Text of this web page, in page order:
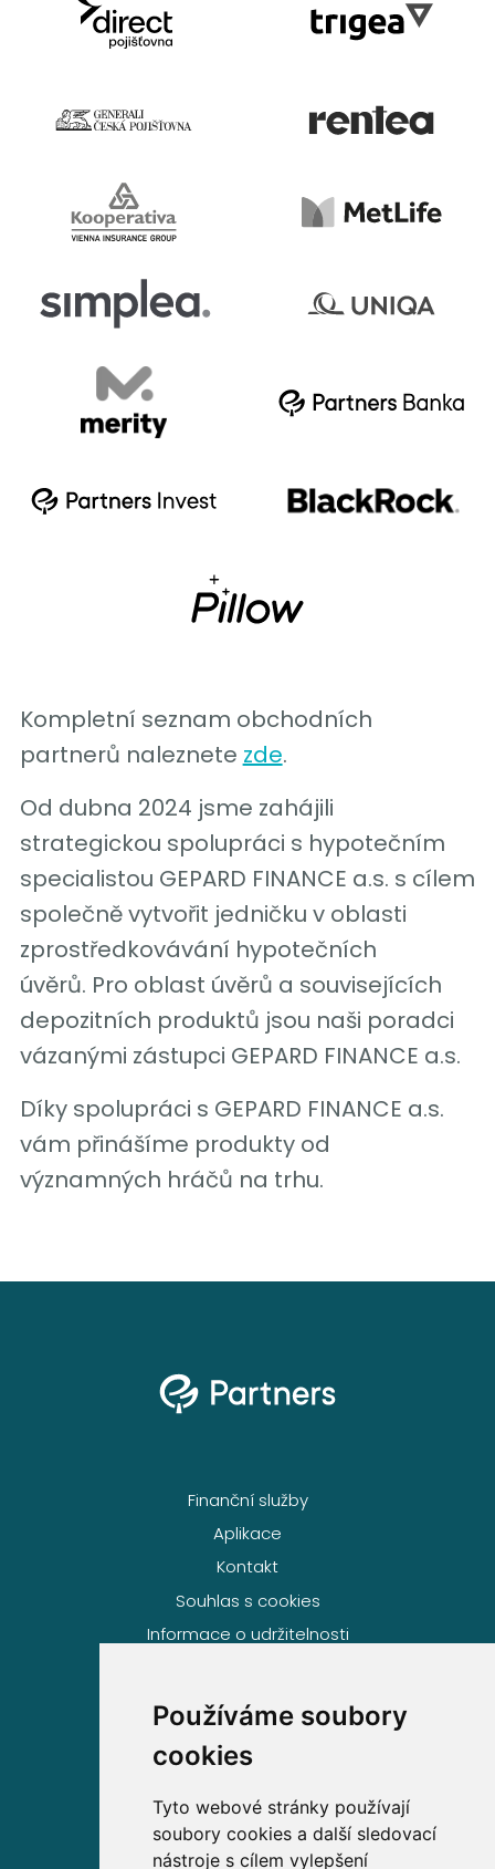
Používáme soubory
cookies
Tyto webové stránky používají
soubory cookies a další sledovací
nástroje s cílem vylepšení
Kompletní seznam obchodních
partnerů naleznete zde.
Od dubna 2024 jsme zahájili
strategickou spolupráci s hypotečním
specialistou GEPARD FINANCE a.s. s cílem
společně vytvořit jedničku v oblasti
zprostředkovávání hypotečních
úvěrů. Pro oblast úvěrů a souvisejících
depozitních produktů jsou naši poradci
vázanými zástupci GEPARD FINANCE a.s.
Díky spolupráci s GEPARD FINANCE a.s.
vám přinášíme produkty od
významných hráčů na trhu.
Finanční služby
Aplikace
Kontakt
Souhlas s cookies
Informace o udržitelnosti
Volejte zdarma na
800 63 63 63
Sídlo společnosti